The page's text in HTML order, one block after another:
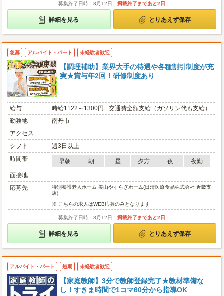
募集終了日時：8月12日 掲載終了まであと2日
詳細を見る とりあえず保存
急募 アルバイト・パート 未経験者歓迎
【調理補助】業界大手の待遇や各種割引制度が充
実★賞与年2回！研修制度あり
給与
時給1122～1300円 +交通費全額支給（ガソリン代も支給）
勤務地
南丹市
アクセス
シフト
週3日以上
時間帯
早朝 朝 昼 夕方 夜
夜勤
面接地
応募先
特別養護老人ホーム 美山やすらぎホーム(日清医療食品株式会社 近畿支
店)
※ こちらの求人はWEB応募のみとなります
募集終了日時：8月12日 掲載終了まであと2日
詳細を見る とりあえず保存
アルバイト・パート 短期 未経験者歓迎
【家庭教師】3分で教師登録完了★教材準備な
し！すきま時間で1コマ60分から指導OK